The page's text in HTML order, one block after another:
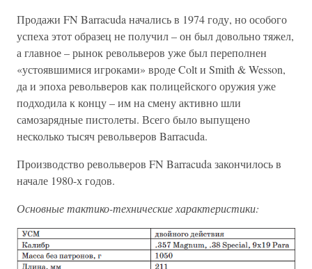
Продажи FN Barracuda начались в 1974 году, но особого
успеха этот образец не получил – он был довольно тяжел,
а главное – рынок револьверов уже был переполнен
«устоявшимися игроками» вроде Colt и Smith & Wesson,
да и эпоха револьверов как полицейского оружия уже
подходила к концу – им на смену активно шли
самозарядные пистолеты. Всего было выпущено
несколько тысяч револьверов Barracuda.
Производство револьверов FN Barracuda закончилось в
начале 1980-х годов.
Основные тактико-технические характеристики: